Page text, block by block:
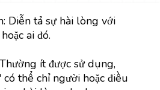
Diễn tả sự hài lòng với
ai đó.
ít được sử dụng,
thể chỉ người hoặc điều